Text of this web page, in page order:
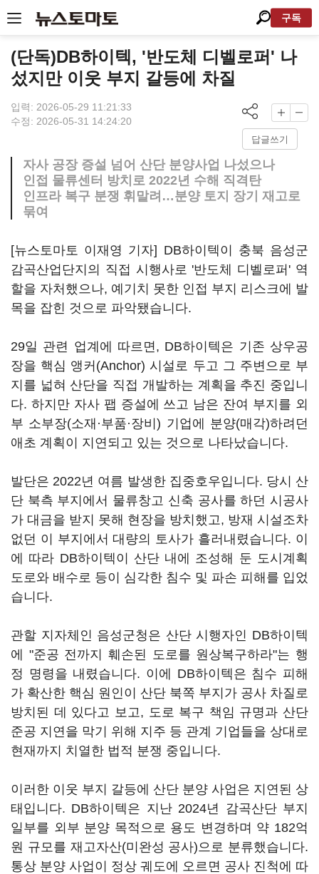
구독
(단독)DB하이텍, '반도체 디벨로퍼' 나
섰지만 이웃 부지 갈등에 차질
입력: 2026-05-29 11:21:33
수정: 2026-05-31 14:24:20
답글쓰기
자사 공장 증설 넘어 산단 분양사업 나섰으나
인접 물류센터 방치로 2022년 수해 직격탄
인프라 복구 분쟁 휘말려…분양 토지 장기 재고로
묶여
[뉴스토마토 이재영 기자] DB하이텍이 충북 음성군
감곡산업단지의 직접 시행사로 '반도체 디벨로퍼' 역
할을 자처했으나, 예기치 못한 인접 부지 리스크에 발
목을 잡힌 것으로 파악됐습니다.
29일 관련 업계에 따르면, DB하이텍은 기존 상우공
장을 핵심 앵커(Anchor) 시설로 두고 그 주변으로 부
지를 넓혀 산단을 직접 개발하는 계획을 추진 중입니
다. 하지만 자사 팹 증설에 쓰고 남은 잔여 부지를 외
부 소부장(소재·부품·장비) 기업에 분양(매각)하려던
애초 계획이 지연되고 있는 것으로 나타났습니다.
발단은 2022년 여름 발생한 집중호우입니다. 당시 산
단 북측 부지에서 물류창고 신축 공사를 하던 시공사
가 대금을 받지 못해 현장을 방치했고, 방재 시설조차
없던 이 부지에서 대량의 토사가 흘러내렸습니다. 이
에 따라 DB하이텍이 산단 내에 조성해 둔 도시계획
도로와 배수로 등이 심각한 침수 및 파손 피해를 입었
습니다.
관할 지자체인 음성군청은 산단 시행자인 DB하이텍
에 "준공 전까지 훼손된 도로를 원상복구하라"는 행
정 명령을 내렸습니다. 이에 DB하이텍은 침수 피해
가 확산한 핵심 원인이 산단 북쪽 부지가 공사 차질로
방치된 데 있다고 보고, 도로 복구 책임 규명과 산단
준공 지연을 막기 위해 지주 등 관계 기업들을 상대로
현재까지 치열한 법적 분쟁 중입니다.
이러한 이웃 부지 갈등에 산단 분양 사업은 지연된 상
태입니다. DB하이텍은 지난 2024년 감곡산단 부지
일부를 외부 분양 목적으로 용도 변경하며 약 182억
원 규모를 재고자산(미완성 공사)으로 분류했습니다.
통상 분양 사업이 정상 궤도에 오르면 공사 진척에 따